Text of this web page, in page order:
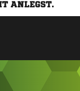
ANLEGST.